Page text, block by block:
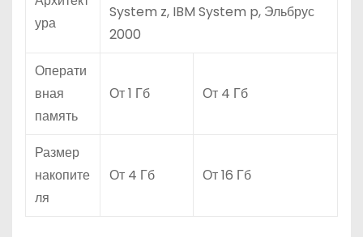
ура
System z, IBM System p, Эльбрус
2000
Операти
вная
память
От 1 Гб От 4 Гб
Размер
накопите
ля
От 4 Гб От 16 Гб